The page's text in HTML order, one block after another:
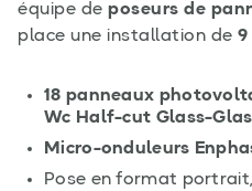
équipe de poseurs de
place une installation de 9
18 panneaux
Wc Half-cut Glass-
Micro-onduleurs
Pose en format